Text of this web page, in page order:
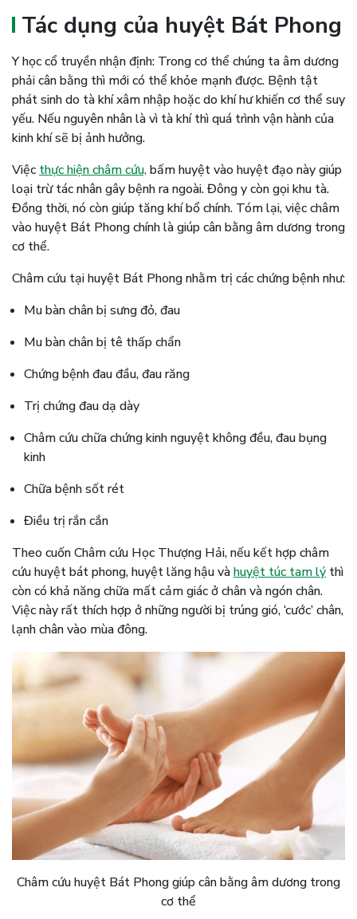
Tác dụng của huyệt Bát Phong
Y học cổ truyền nhận định: Trong cơ thể chúng ta âm dương
phải cân bằng thì mới có thể khỏe mạnh được. Bệnh tật
phát sinh do tà khí xâm nhập hoặc do khí hư khiến cơ thể suy
yếu. Nếu nguyên nhân là vì tà khí thì quá trình vận hành của
kinh khí sẽ bị ảnh hưởng.
Việc thực hiện châm cứu,bấm huyệt vào huyệt đạo này giúp
loại trừ tác nhân gây bệnh ra ngoài. Đông y còn gọi khu tà.
Đồng thời, nó còn giúp tăng khí bổ chính. Tóm lại, việc châm
vào huyệt Bát Phong chính là giúp cân bằng âm dương trong
cơ thể.
Châm cứu tại huyệt Bát Phong nhằm trị các chứng bệnh như:
Mu bàn chân bị sưng đỏ, đau
Mu bàn chân bị tê thấp chẩn
Chứng bệnh đau đầu, đau răng
Trị chứng đau dạ dày
Châm cứu chữa chứng kinh nguyệt không đều, đau bụng
kinh
Chữa bệnh sốt rét
Điều trị rắn cắn
Theo cuốn Châm cứu Học Thượng Hải, nếu kết hợp châm
cứu huyệt bát phong, huyệt lăng hậu vàhuyệt túc tam lý thì
còn có khả năng chữa mất cảm giác ở chân và ngón chân.
Việc này rất thích hợp ở những người bị trúng gió, ‘cước’ chân,
lạnh chân vào mùa đông.
Châm cứu huyệt Bát Phong giúp cân bằng âm dương trong
cơ thể